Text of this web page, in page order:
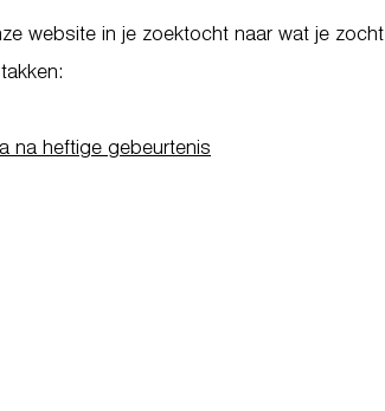
website in je zoektocht naar wat je zocht
na heftige gebeurtenis